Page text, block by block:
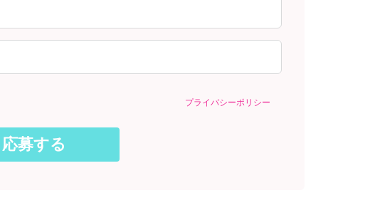
プライバシーポリシー